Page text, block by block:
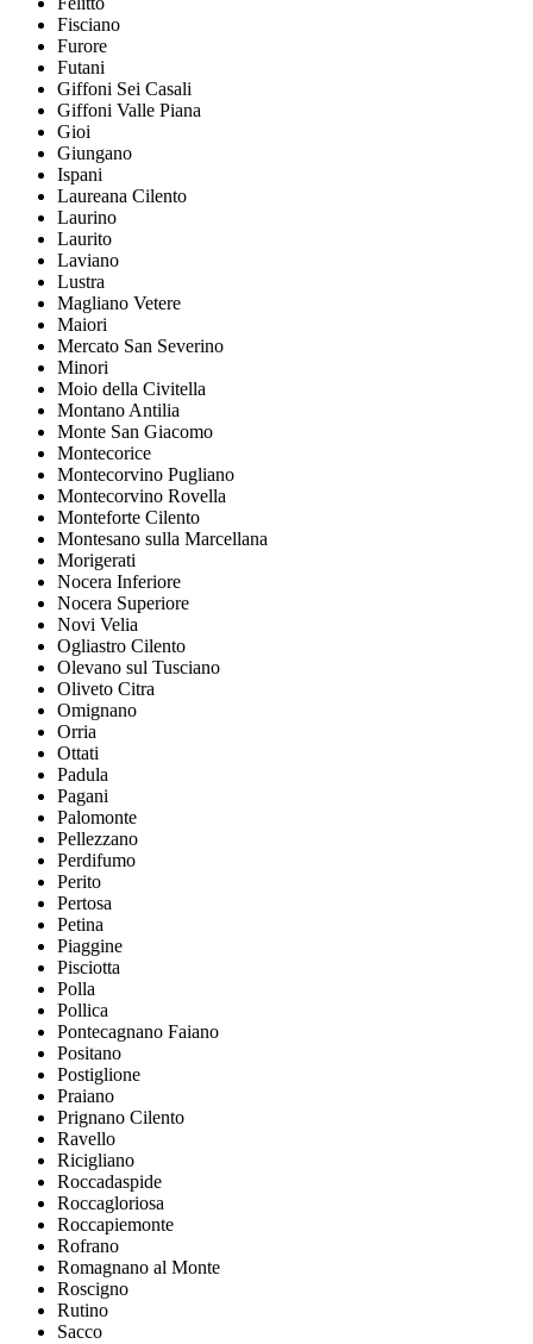
Fisciano
Furore
Futani
Giffoni Sei Casali
Giffoni Valle Piana
Gioi
Giungano
Ispani
Laureana Cilento
Laurino
Laurito
Laviano
Lustra
Magliano Vetere
Maiori
Mercato San Severino
Minori
Moio della Civitella
Montano Antilia
Monte San Giacomo
Montecorice
Montecorvino Pugliano
Montecorvino Rovella
Monteforte Cilento
Montesano sulla Marcellana
Morigerati
Nocera Inferiore
Nocera Superiore
Novi Velia
Ogliastro Cilento
Olevano sul Tusciano
Oliveto Citra
Omignano
Orria
Ottati
Padula
Pagani
Palomonte
Pellezzano
Perdifumo
Perito
Pertosa
Petina
Piaggine
Pisciotta
Polla
Pollica
Pontecagnano Faiano
Positano
Postiglione
Praiano
Prignano Cilento
Ravello
Ricigliano
Roccadaspide
Roccagloriosa
Roccapiemonte
Rofrano
Romagnano al Monte
Roscigno
Rutino
Sacco